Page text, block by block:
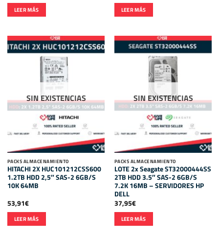
LEER MÁS LEER MÁS
SIN EXISTENCIAS
PACKS ALMACENAMIENTO
HITACHI 2X HUC101212CSS600
1.2TB HDD 2,5″ SAS-2 6GB/S
10K 64MB
53,91€
LEER MÁS
SIN EXISTENCIAS
PACKS ALMACENAMIENTO
LOTE 2x Seagate ST32000444SS
2TB HDD 3.5″ SAS-2 6GB/S
7.2K 16MB – SERVIDORES HP
DELL
37,95€
LEER MÁS